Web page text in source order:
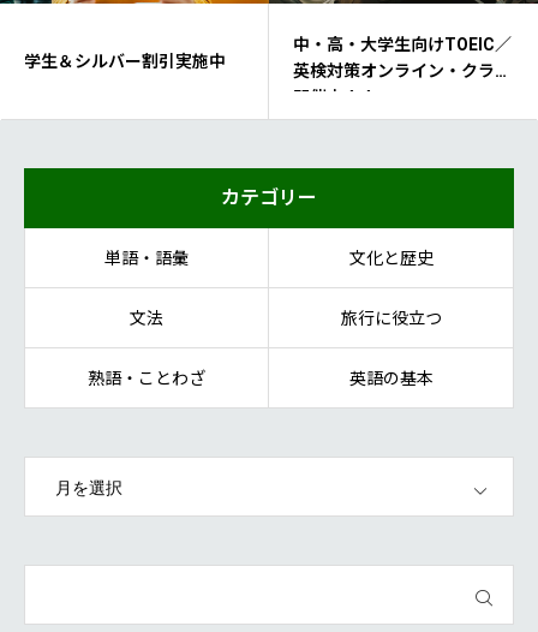
学生＆シルバー割引実施中
中・高・大学生向けTOEIC／
英検対策オンライン・クラス
開催中！！
カテゴリー
単語・語彙 文化と歴史
文法 旅行に役立つ
熟語・ことわざ 英語の基本